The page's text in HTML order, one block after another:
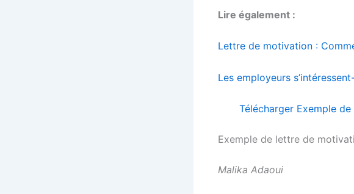
Lire également :
Lettre de motivation :
Les employeurs
Télécharger Exemple
Exemple de lettre de
Malika Adaoui